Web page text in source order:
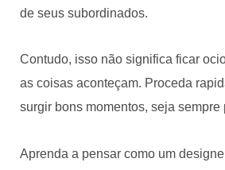
de seus subordinados.
Contudo, isso não significa ficar
as coisas aconteçam. Proceda
surgir bons momentos, seja sempre
Aprenda a pensar como um